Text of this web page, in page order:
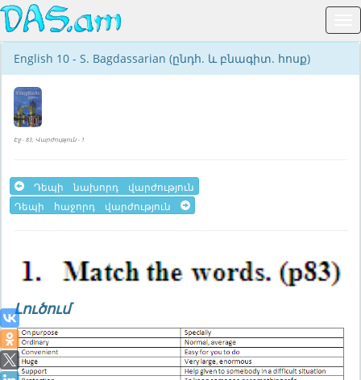
English 10 - S. Bagdassarian (ընդհ. և բնագիտ. հոսք)
Էջ - 83, Վարժություն - 1
Դեպի նախորդ վարժություն
Դեպի հաջորդ վարժություն
Լուծում